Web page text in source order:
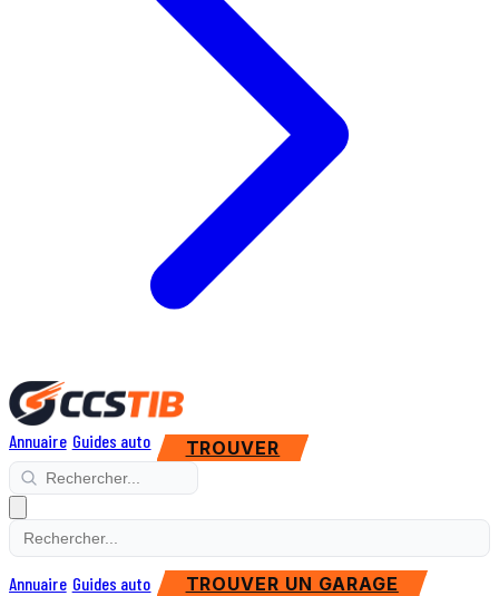
Annuaire Guides auto TROUVER
Annuaire Guides auto TROUVER UN GARAGE